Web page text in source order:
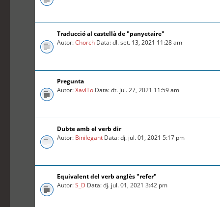
Traducció al castellà de "panyetaire"
Autor:Chorch Data: dl. set. 13, 2021 11:28 am
Pregunta
Autor:XaviTo Data: dt. jul. 27, 2021 11:59 am
Dubte amb el verb dir
Autor: Binilegant Data: dj. jul. 01, 2021 5:17 pm
Equivalent del verb anglès "refer"
Autor:S_D Data: dj. jul. 01, 2021 3:42 pm